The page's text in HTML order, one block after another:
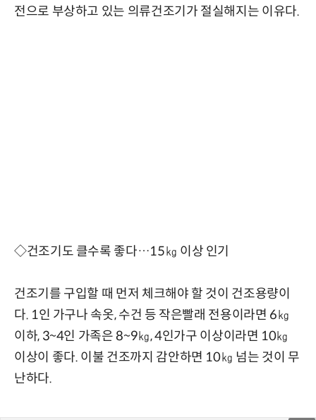
전으로 부상하고 있는 의류건조기가 절실해지는 이유다.
◇건조기도 클수록 좋다…15㎏ 이상 인기
건조기를 구입할 때 먼저 체크해야 할 것이 건조용량이
다. 1인 가구나 속옷, 수건 등 작은빨래 전용이라면 6㎏
이하, 3~4인 가족은 8~9㎏, 4인가구 이상이라면 10㎏
이상이 좋다. 이불 건조까지 감안하면 10㎏ 넘는 것이 무
난하다.